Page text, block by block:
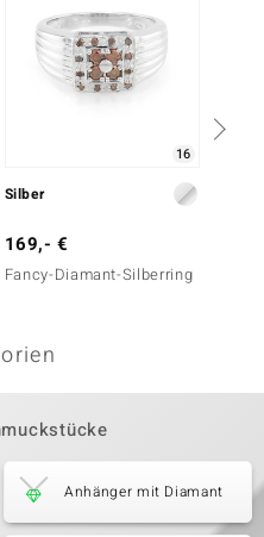
16
Silber
169,- €
Fancy-Diamant-Silberring
Anhänger mit Diamant